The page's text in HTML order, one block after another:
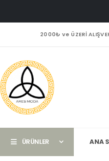
2000₺ ve ÜZERİ
ÜRÜNLER ANA